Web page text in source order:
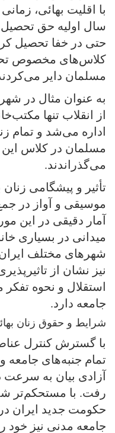
با اقلیت بهائی،
سال اولیه حق تحصیل
حتی در خفا تحصیل
کلاس‌های مخصوص
مسلمان دایر
به عنوان مثال در
از انقلاب تنها
اداره می‌شد و تمام
مسلمان در کلاس این
می‌گذراندند.
تأثیر و پیشگامی
موسیقی و آواز در
آمار دقیقی‌ در این
میدانی در بسیاری
شهرهای مختلف
نیز نشان از
استقلال و نحوه
جامعه دارد.
شرایط و حقوق زنان
با گسترش کنترل
تمام جنبه‌های
آزادی بیان به سرعت
رفت. با مستحکم‌تر
حکومت جدید ایران
جامعه مدنی نیز خود